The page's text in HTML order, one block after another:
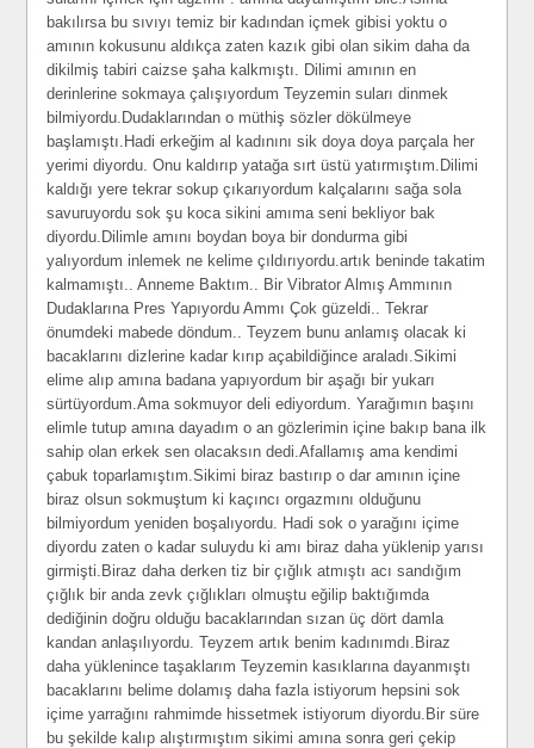
bakılırsa bu sıvıyı temiz bir kadından içmek gibisi yoktu o
amının kokusunu aldıkça zaten kazık gibi olan sikim daha da
dikilmiş tabiri caizse şaha kalkmıştı. Dilimi amının en
derinlerine sokmaya çalışıyordum Teyzemin suları dinmek
bilmiyordu.Dudaklarından o müthiş sözler dökülmeye
başlamıştı.Hadi erkeğim al kadınını sik doya doya parçala her
yerimi diyordu. Onu kaldırıp yatağa sırt üstü yatırmıştım.Dilimi
kaldığı yere tekrar sokup çıkarıyordum kalçalarını sağa sola
savuruyordu sok şu koca sikini amıma seni bekliyor bak
diyordu.Dilimle amını boydan boya bir dondurma gibi
yalıyordum inlemek ne kelime çıldırıyordu.artık beninde takatim
kalmamıştı.. Anneme Baktım.. Bir Vibrator Almış Ammının
Dudaklarına Pres Yapıyordu Ammı Çok güzeldi.. Tekrar
önumdeki mabede döndum.. Teyzem bunu anlamış olacak ki
bacaklarını dizlerine kadar kırıp açabildiğince araladı.Sikimi
elime alıp amına badana yapıyordum bir aşağı bir yukarı
sürtüyordum.Ama sokmuyor deli ediyordum. Yarağımın başını
elimle tutup amına dayadım o an gözlerimin içine bakıp bana ilk
sahip olan erkek sen olacaksın dedi.Afallamış ama kendimi
çabuk toparlamıştım.Sikimi biraz bastırıp o dar amının içine
biraz olsun sokmuştum ki kaçıncı orgazmını olduğunu
bilmiyordum yeniden boşalıyordu. Hadi sok o yarağını içime
diyordu zaten o kadar suluydu ki amı biraz daha yüklenip yarısı
girmişti.Biraz daha derken tiz bir çığlık atmıştı acı sandığım
çığlık bir anda zevk çığlıkları olmuştu eğilip baktığımda
dediğinin doğru olduğu bacaklarından sızan üç dört damla
kandan anlaşılıyordu. Teyzem artık benim kadınımdı.Biraz
daha yüklenince taşaklarım Teyzemin kasıklarına dayanmıştı
bacaklarını belime dolamış daha fazla istiyorum hepsini sok
içime yarrağını rahmimde hissetmek istiyorum diyordu.Bir süre
bu şekilde kalıp alıştırmıştım sikimi amına sonra geri çekip